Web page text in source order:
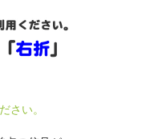
さい。